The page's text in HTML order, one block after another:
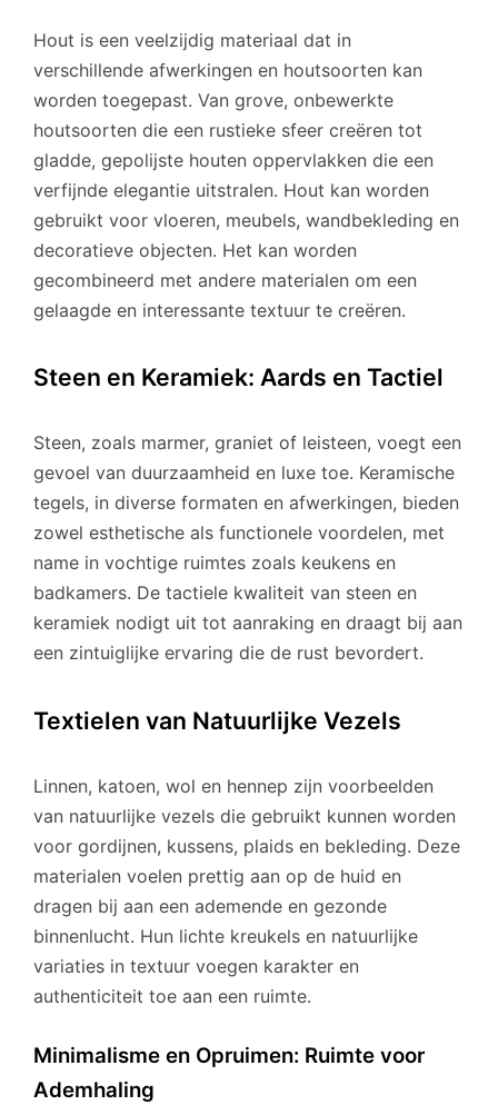
Hout is een veelzijdig materiaal dat in
verschillende afwerkingen en houtsoorten kan
worden toegepast. Van grove, onbewerkte
houtsoorten die een rustieke sfeer creëren tot
gladde, gepolijste houten oppervlakken die een
verfijnde elegantie uitstralen. Hout kan worden
gebruikt voor vloeren, meubels, wandbekleding en
decoratieve objecten. Het kan worden
gecombineerd met andere materialen om een
gelaagde en interessante textuur te creëren.
Steen en Keramiek: Aards en Tactiel
Steen, zoals marmer, graniet of leisteen, voegt een
gevoel van duurzaamheid en luxe toe. Keramische
tegels, in diverse formaten en afwerkingen, bieden
zowel esthetische als functionele voordelen, met
name in vochtige ruimtes zoals keukens en
badkamers. De tactiele kwaliteit van steen en
keramiek nodigt uit tot aanraking en draagt bij aan
een zintuiglijke ervaring die de rust bevordert.
Textielen van Natuurlijke Vezels
Linnen, katoen, wol en hennep zijn voorbeelden
van natuurlijke vezels die gebruikt kunnen worden
voor gordijnen, kussens, plaids en bekleding. Deze
materialen voelen prettig aan op de huid en
dragen bij aan een ademende en gezonde
binnenlucht. Hun lichte kreukels en natuurlijke
variaties in textuur voegen karakter en
authenticiteit toe aan een ruimte.
Minimalisme en Opruimen: Ruimte voor
Ademhaling